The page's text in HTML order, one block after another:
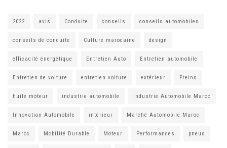
2022 avis Conduite conseils conseils automobiles
conseils de conduite Culture marocaine design
efficacité énergétique Entretien Auto Entretien automobile
Entretien de voiture entretien voiture extérieur Freins
huile moteur industrie automobile Industrie Automobile Maroc
Innovation Automobile intérieur Marché Automobile Maroc
Maroc Mobilité Durable Moteur Performances pneus